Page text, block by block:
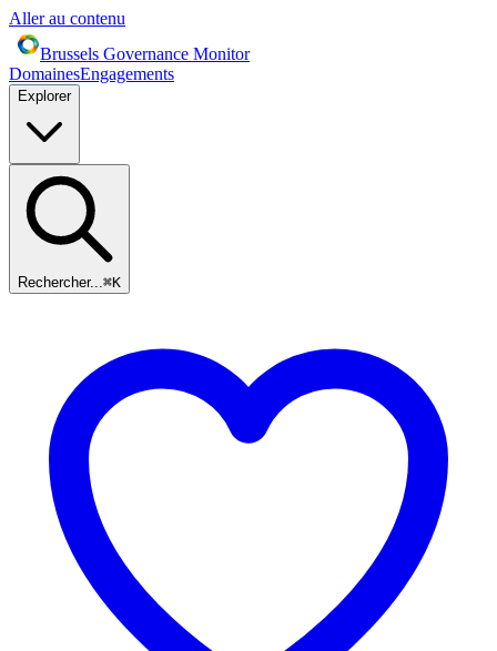
Aller au contenu
Brussels Governance Monitor
DomainesEngagements
Explorer
Rechercher...⌘K